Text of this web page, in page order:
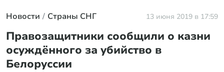
Новости Страны СНГ 13 июня 2019 в 17:59
Правозащитники сообщили о казни
осуждённого за убийство в
Белоруссии